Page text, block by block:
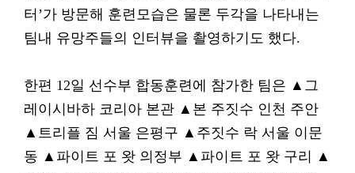
터’가 방문해 훈련모습은 물론 두각을 나타내는
팀내 유망주들의 인터뷰을 촬영하기도 했다.
한편 12일 선수부 합동훈련에 참가한 팀은 ▲그
레이시바하 코리아 본관 ▲본 주짓수 인천 주안
▲트리플 짐 서울 은평구 ▲주짓수 락 서울 이문
동 ▲파이트 포 왓 의정부 ▲파이트 포 왓 구리 ▲